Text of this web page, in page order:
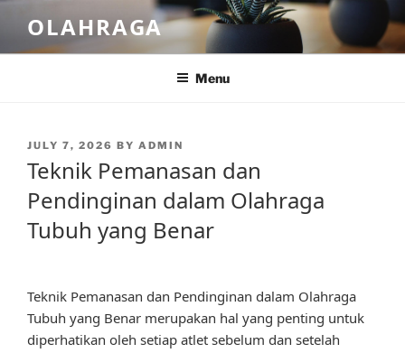
content
OLAHRAGA
Menu
POSTED
JULY 7, 2026 BY ADMIN
Teknik Pemanasan dan
Pendinginan dalam Olahraga
Tubuh yang Benar
Teknik Pemanasan dan Pendinginan dalam Olahraga
Tubuh yang Benar merupakan hal yang penting untuk
diperhatikan oleh setiap atlet sebelum dan setelah